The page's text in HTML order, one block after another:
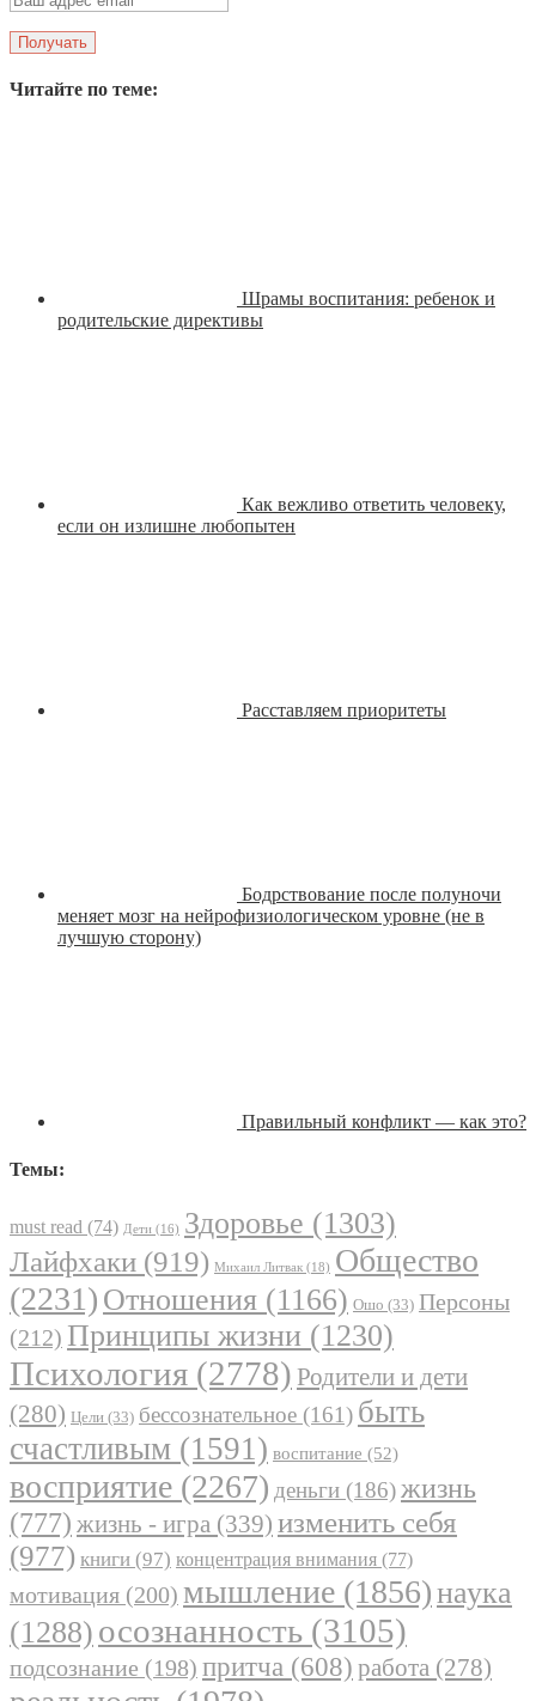
Читайте по теме:
Шрамы воспитания: ребенок и
родительские директивы
Как вежливо ответить человеку,
если он излишне любопытен
Расставляем приоритеты
Бодрствование после полуночи
меняет мозг на нейрофизиологическом уровне (не в
лучшую сторону)
Правильный конфликт — как это?
Темы:
must read (74) Дети (16) Здоровье (1303)
Лайфхаки (919) Михаил Литвак (18) Общество
(2231) Отношения (1166) Ошо (33) Персоны
(212) Принципы жизни (1230)
Психология (2778) Родители и дети
(280) Цели (33) бессознательное (161) быть
счастливым (1591) воспитание (52)
восприятие (2267) деньги (186)жизнь
(777) жизнь - игра (339) изменить себя
(977) книги (97) концентрация внимания (77)
мотивация (200) мышление (1856)наука
(1288) осознанность (3105)
подсознание (198) притча (608) работа (278)